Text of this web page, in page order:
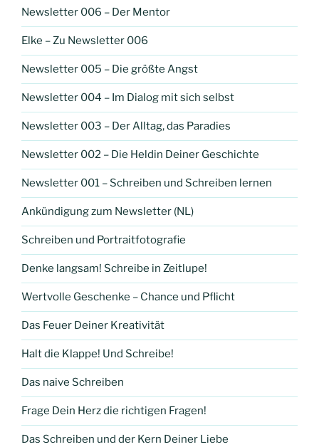
Newsletter 006 – Der Mentor
Elke – Zu Newsletter 006
Newsletter 005 – Die größte Angst
Newsletter 004 – Im Dialog mit sich selbst
Newsletter 003 – Der Alltag, das Paradies
Newsletter 002 – Die Heldin Deiner Geschichte
Newsletter 001 – Schreiben und Schreiben lernen
Ankündigung zum Newsletter (NL)
Schreiben und Portraitfotografie
Denke langsam! Schreibe in Zeitlupe!
Wertvolle Geschenke – Chance und Pflicht
Das Feuer Deiner Kreativität
Halt die Klappe! Und Schreibe!
Das naive Schreiben
Frage Dein Herz die richtigen Fragen!
Das Schreiben und der Kern Deiner Liebe